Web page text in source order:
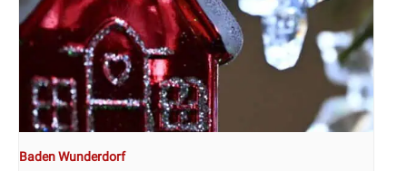
Baden Wunderdorf